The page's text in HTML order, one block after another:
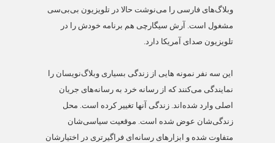
وبلاگ‌های فارسی را می‌نوشت حالا در تلویزیون بی‌بی‌سی
مشغول است. آرش سیگارچی هم برنامه خودش را در
تلویزیون صدای آمریکا دارد.
این سه نفر نمونه هایی از زندگی بسیاری وبلاگ‌نویسان را
نمایندگی می‌کنند که از رسانه خرد به رسانه‌های جریان
اصلی وارد شده‌اند. زندگی آنها تغییر کرده است. محل
زندگی‌شان عوض شده است. موقعیت سیاسی‌شان
متفاوت شده و ابزارهای رسانه‌ای فراگیرتری در اختیارشان